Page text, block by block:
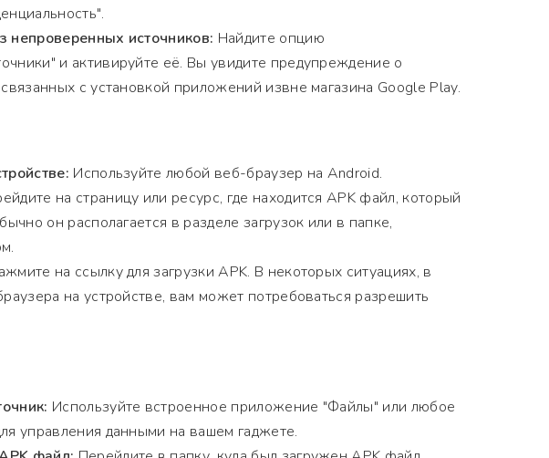
непроверенных источников: Найдите опцию
и активируйте её. Вы увидите предупреждение о
с установкой приложений извне магазина Google Play.
Используйте любой веб-браузер на Android.
на страницу или ресурс, где находится APK файл, который
он располагается в разделе загрузок или в папке,
на ссылку для загрузки APK. В некоторых ситуациях, в
на устройстве, вам может потребоваться разрешить
Используйте встроенное приложение "Файлы" или любое
управления данными на вашем гаджете.